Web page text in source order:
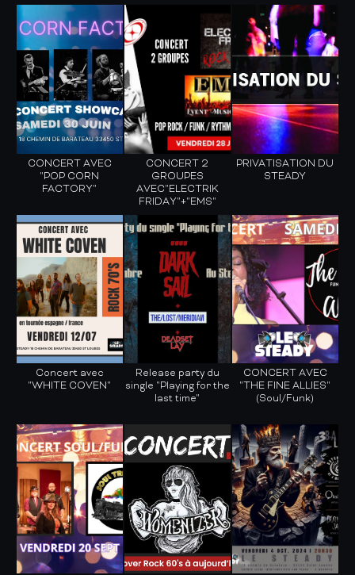
CONCERT AVEC
"POP CORN
FACTORY"
CONCERT 2
GROUPES
AVEC"ELECTRIK
FRIDAY"+"EMS"
PRIVATISATION DU
STEADY
Concert avec
"WHITE COVEN"
Release party du
single "Playing for the
last time"
CONCERT AVEC
"THE FINE ALLIES"
(Soul/Funk)